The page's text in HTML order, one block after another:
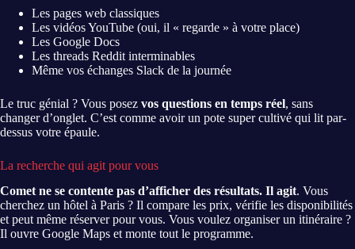
Les pages web classiques
Les vidéos YouTube (oui, il « regarde » à votre place)
Les Google Docs
Les threads Reddit interminables
Même vos échanges Slack de la journée
Le truc génial ? Vous posez vos questions en temps réel, sans
changer d’onglet. C’est comme avoir un pote super cultivé qui lit par-
dessus votre épaule.
La recherche qui agit pour vous
Comet ne se contente pas d’afficher des résultats. Il agit. Vous
cherchez un hôtel à Paris ? Il compare les prix, vérifie les disponibilités
et peut même réserver pour vous. Vous voulez organiser un itinéraire ?
Il ouvre Google Maps et monte tout le programme.